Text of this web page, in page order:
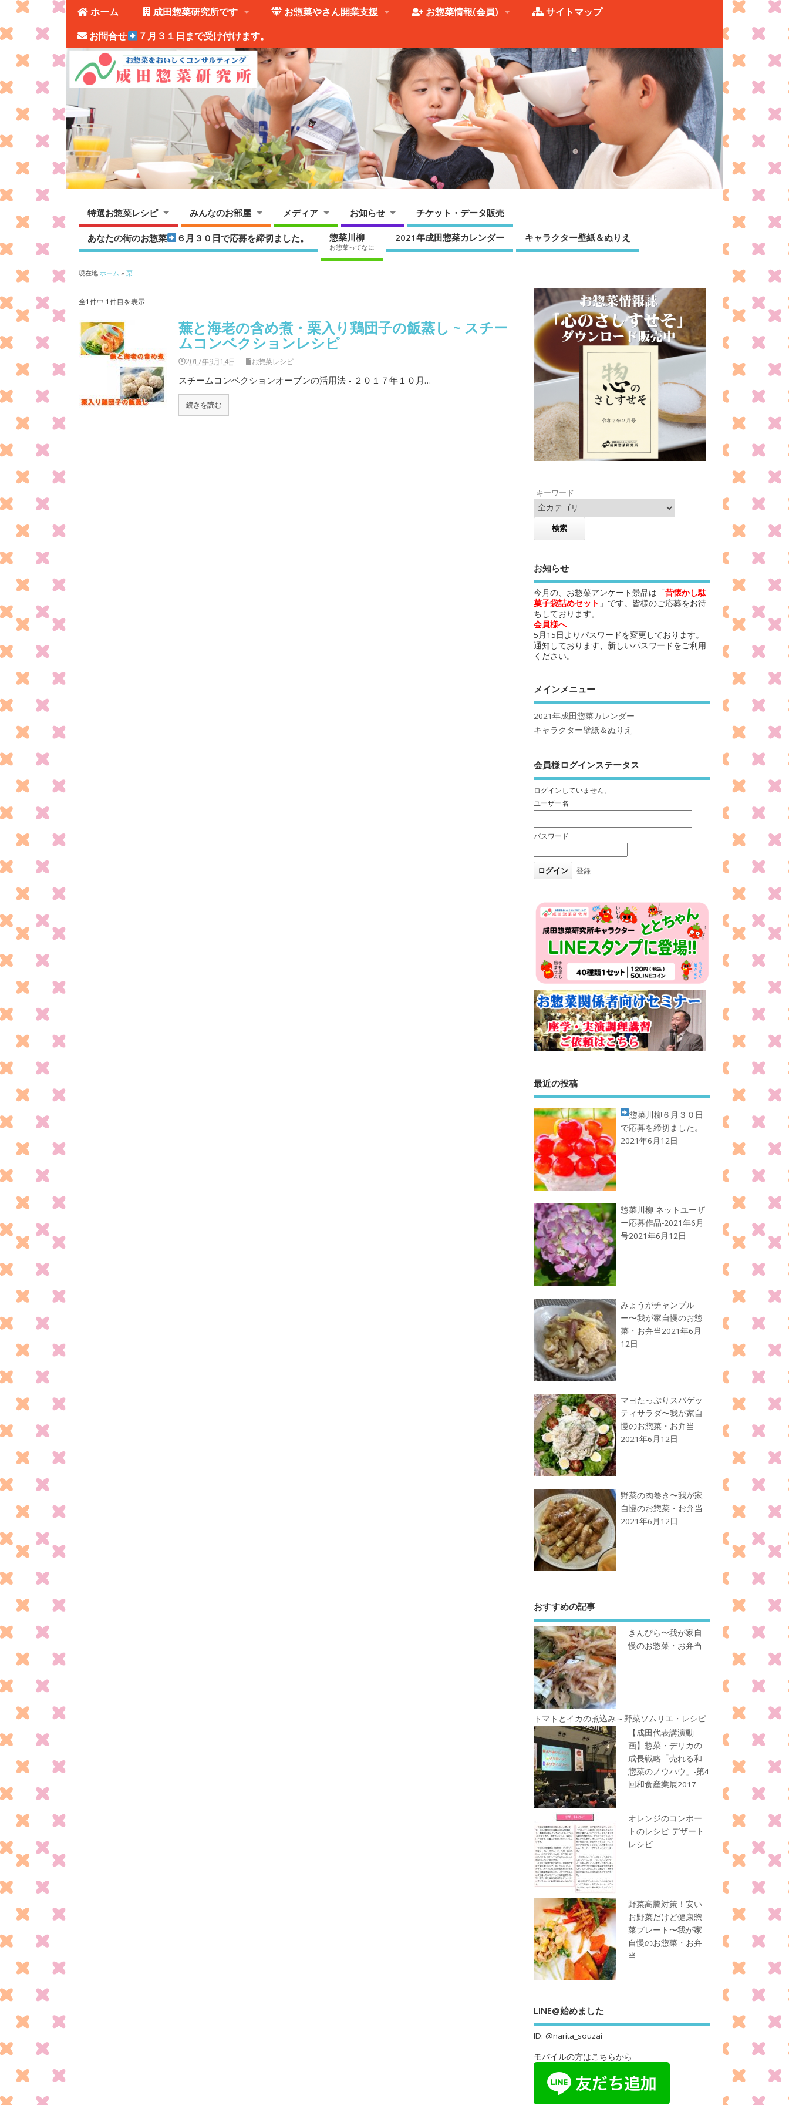
ホーム 成田惣菜研究所です お惣菜やさん開業支援 お惣菜情報(会員)
サイトマップ
お問合せ
７月３１日まで受け付けます。
特選お惣菜レシピ みんなのお部屋 メディア お知らせ チケット・データ販売
あなたの街のお惣菜 ６月３０日で応募を締切ました。 惣菜川柳
お惣菜ってなに
2021年成田惣菜カレンダー キャラクター壁紙＆ぬりえ
現在地:ホーム »栗
全1件中 1件目を表示
蕪と海老の含め煮・栗入り鶏団子の飯蒸し ~ スチー
ムコンベクションレシピ
2017年9月14日 お惣菜レシピ
スチームコンベクションオーブンの活用法 - ２０１７年１０月…
続きを読む
お知らせ
今月の、お惣菜アンケート景品は「昔懐かし駄
菓子袋詰めセット 」です。皆様のご応募をお待
ちしております。
会員様へ
5月15日よりパスワードを変更しております。
通知しております、新しいパスワードをご利用
ください。
メインメニュー
2021年成田惣菜カレンダー
キャラクター壁紙＆ぬりえ
会員様ログインステータス
ログインしていません。
ユーザー名
パスワード
登録
最近の投稿
惣菜川柳 ６月３０日
で応募を締切ました。
2021年6月12日
惣菜川柳 ネットユーザ
ー応募作品-2021年6月
号2021年6月12日
みょうがチャンプル
ー〜我が家自慢のお惣
菜・お弁当2021年6月
12日
マヨたっぷりスパゲッ
ティサラダ〜我が家自
慢のお惣菜・お弁当
2021年6月12日
野菜の肉巻き〜我が家
自慢のお惣菜・お弁当
2021年6月12日
おすすめの記事
きんぴら〜我が家自
慢のお惣菜・お弁当
トマトとイカの煮込み～野菜ソムリエ・レシピ
【成田代表講演動
画】惣菜・デリカの
成長戦略「売れる和
惣菜のノウハウ」-第4
回和食産業展2017
オレンジのコンポー
トのレシピ-デザート
レシピ
野菜高騰対策！安い
お野菜だけど健康惣
菜プレート〜我が家
自慢のお惣菜・お弁
当
LINE@始めました
ID: @narita_souzai
モバイルの方はこちらから